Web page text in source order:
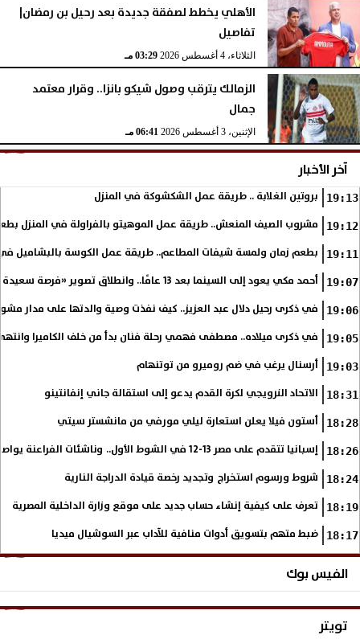
الأهلي يخطط لصفقة جديدة بعد رحيل بن رمضان|
تفاصيل
الثلاثاء، 4 أغسطس 2026 03:29 مـ
الزمالك يترقب وصول شيكو بانزا.. وقرار معتمد
جمال
الإثنين، 3 أغسطس 2026 06:41 مـ
آخر الأخبار
19:13 بروتين الغلابة .. طريقة عمل الشكشوكة في المنزل
19:12 مشروب الصيف المنعش.. طريقة عمل الموهيتو بالفراولة في المنزل
19:11 بطعم زمان ولمسة شيفات المطاعم.. طريقة عمل الكوسة بالبشاميل
19:07 أحمد مكي يعود إلى السينما بعد 13 عامًا.. وانطلاق تصوير «فرصة سعيدة»
19:06 في ذكرى رحيل دلال عبد العزيز.. كيف نفذت وصية والدتها على مدار
19:05 في ذكرى ميلاده.. مصطفى فهمي رحلة فنان بدأ من خلف الكاميرا وانتهى
19:03 أرسنال يرغب في ضم روميرو من توتنهام
18:31 الاتحاد النرويجي لكرة القدم يدعو إلى استقالة جاني إنفانتينو
18:28 أستون فيلا يعلن استعارة ليلي مورفي من مانشستر سيتي
18:26 إسبانيا تتقدم على مصر 13-12 في الشوط الأول.. وناشئات الفراعنة يواصلن حلم بلوغ نهائي مونديال اليد
18:24 شروط ورسوم استخراج وتجديد رخصة قيادة الدراجة النارية
18:19 تعرف على كيفية إنشاء حساب جديد على موقع وزارة الداخلية المصرية
18:17 ضبط متهم بتسويق أدوات منافية للآداب عبر السوشيال ميديا
الفيس بوك
تويتر